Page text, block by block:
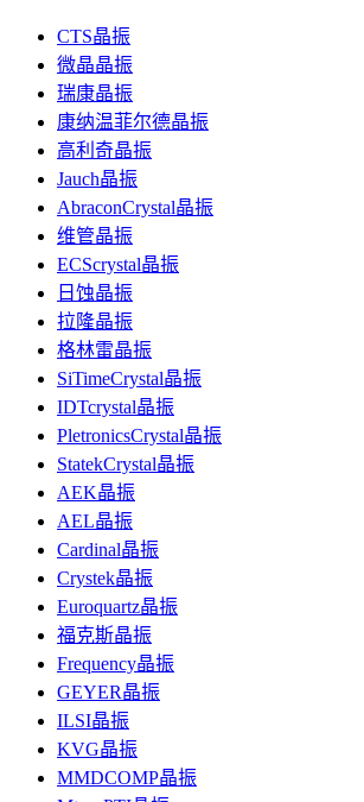
CTS晶振
微晶晶振
瑞康晶振
康纳温菲尔德晶振
高利奇晶振
Jauch晶振
AbraconCrystal晶振
维管晶振
ECScrystal晶振
日蚀晶振
拉隆晶振
格林雷晶振
SiTimeCrystal晶振
IDTcrystal晶振
PletronicsCrystal晶振
StatekCrystal晶振
AEK晶振
AEL晶振
Cardinal晶振
Crystek晶振
Euroquartz晶振
福克斯晶振
Frequency晶振
GEYER晶振
ILSI晶振
KVG晶振
MMDCOMP晶振